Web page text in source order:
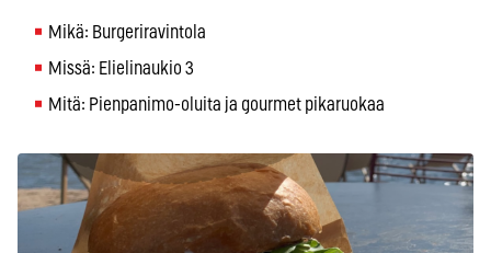
Mikä: Burgeriravintola
Missä: Elielinaukio 3
Mitä: Pienpanimo-oluita ja gourmet pikaruokaa